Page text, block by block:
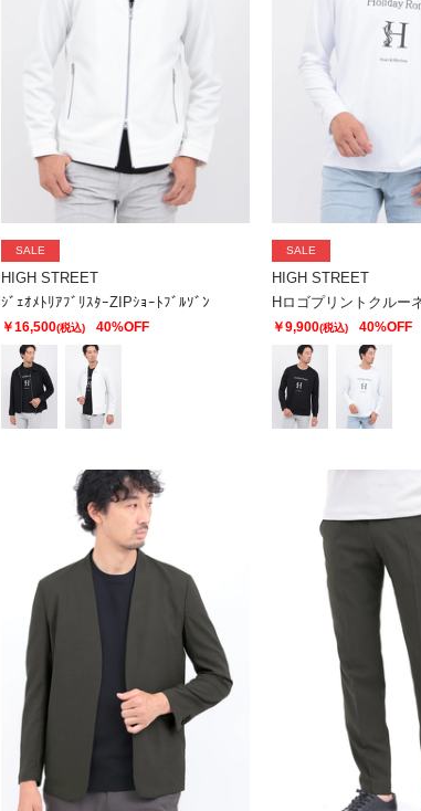
SALE
HIGH STREET
ｼﾞｪｵﾒﾄﾘｱﾌﾞﾘｽﾀｰZIPｼｮｰﾄﾌﾞﾙｿﾞﾝ
￥16,500(税込) 40%OFF
SALE
HIGH STREET
￥9,900(税込) 40%OFF